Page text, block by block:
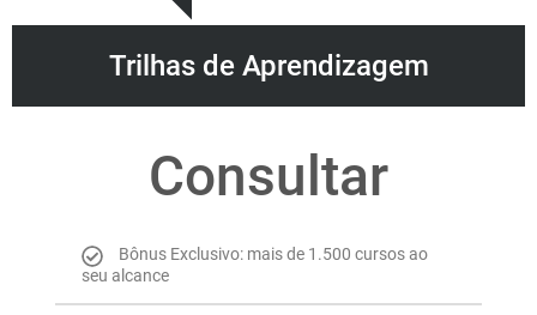
Trilhas de Aprendizagem
Consultar
Bônus Exclusivo: mais de 1.500 cursos ao
seu alcance